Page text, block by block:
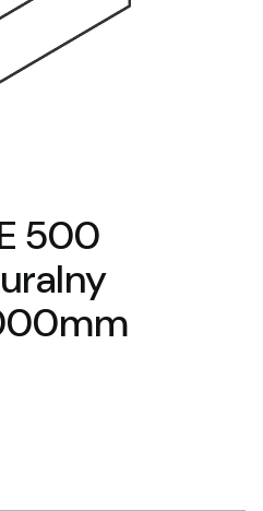
500